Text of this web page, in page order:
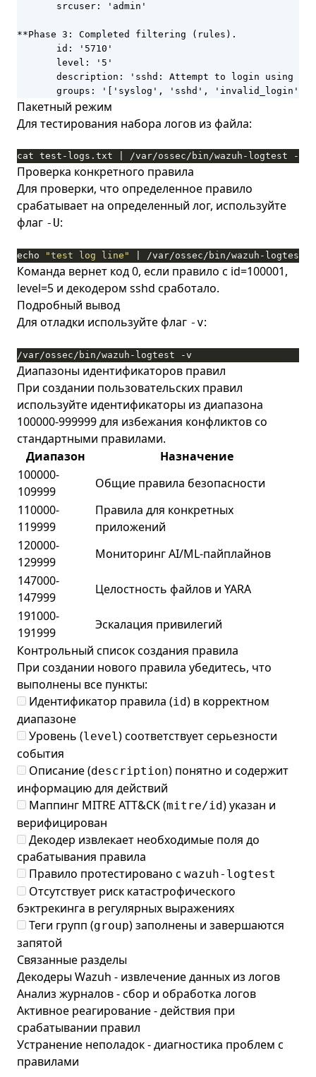
       srcuser: 'admin'
**Phase 3: Completed filtering (rules).
       id: '5710'
       level: '5'
description: 'sshd: Attempt to login using a
groups: '['syslog', 'sshd', 'invalid_login',
Пакетный режим
Для тестирования набора логов из файла:
cat test-logs.txt | /var/ossec/bin/wazuh-logtest -q
Проверка конкретного правила
Для проверки, что определенное правило
срабатывает на определенный лог, используйте
флаг -U:
echo "test log line" | /var/ossec/bin/wazuh-logtest -
Команда вернет код 0, если правило с id=100001,
level=5 и декодером sshd сработало.
Подробный вывод
Для отладки используйте флаг -v:
/var/ossec/bin/wazuh-logtest -v
Диапазоны идентификаторов правил
При создании пользовательских правил
используйте идентификаторы из диапазона
100000-999999 для избежания конфликтов со
стандартными правилами.
Диапазон
Назначение
100000-
109999
Общие правила безопасности
110000-
119999
Правила для конкретных
приложений
120000-
129999
Мониторинг AI/ML-пайплайнов
147000-
147999
Целостность файлов и YARA
191000-
191999
Эскалация привилегий
Контрольный список создания правила
При создании нового правила убедитесь, что
выполнены все пункты:
Идентификатор правила (id) в корректном
диапазоне
Уровень (level) соответствует серьезности
события
Описание (description) понятно и содержит
информацию для действий
Маппинг MITRE ATT&CK (mitre/id) указан и
верифицирован
Декодер извлекает необходимые поля до
срабатывания правила
Правило протестировано с wazuh-logtest
Отсутствует риск катастрофического
бэктрекинга в регулярных выражениях
Теги групп (group) заполнены и завершаются
запятой
Связанные разделы
Декодеры Wazuh - извлечение данных из логов
Анализ журналов- сбор и обработка логов
Активное реагирование- действия при
срабатывании правил
Устранение неполадок- диагностика проблем с
правилами